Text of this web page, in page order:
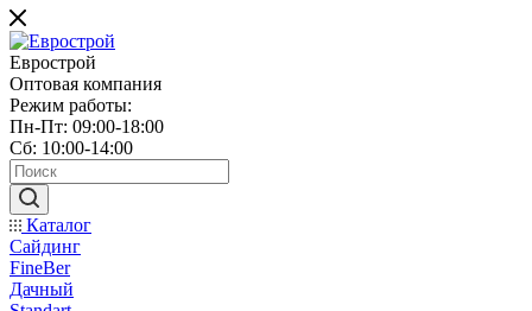
Еврострой
Оптовая компания
Режим работы:
Пн-Пт: 09:00-18:00
Сб: 10:00-14:00
Каталог
Сайдинг
FineBer
Дачный